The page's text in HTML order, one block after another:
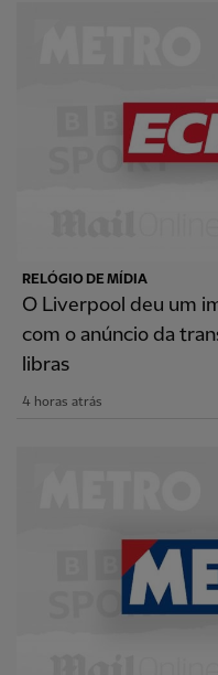
RELÓGIO DE MÍDIA
O Liverpool deu um
com o anúncio da
libras
4 horas atrás